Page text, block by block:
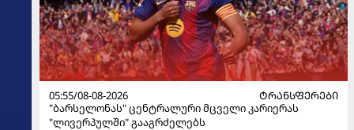
05:55/08-08-2026
ᲢᲠᲐᲜᲡᲤᲔᲠᲔᲑᲘ
"ბარსელონას" ცენტრალური მცველი კარიერას
"ლივერპულში" გააგრძელებს